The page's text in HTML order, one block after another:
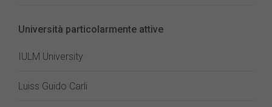
Università particolarmente attive
IULM University
Luiss Guido Carli